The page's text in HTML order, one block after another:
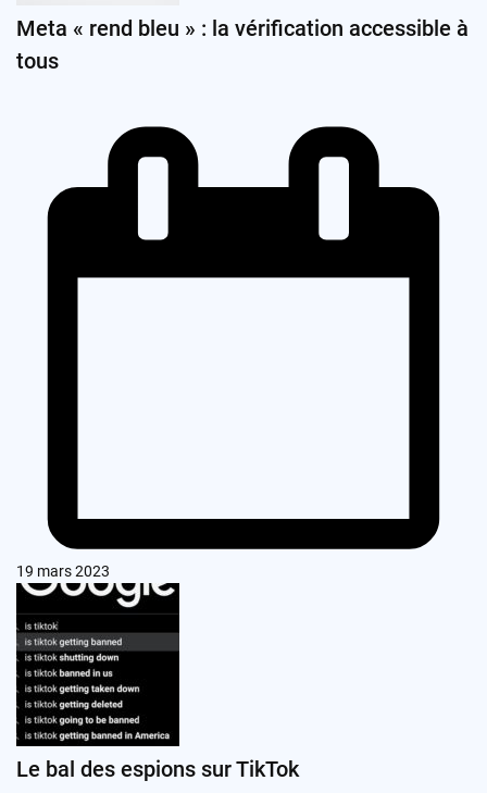
Meta « rend bleu » : la vérification accessible à
tous
19 mars 2023
Le bal des espions sur TikTok